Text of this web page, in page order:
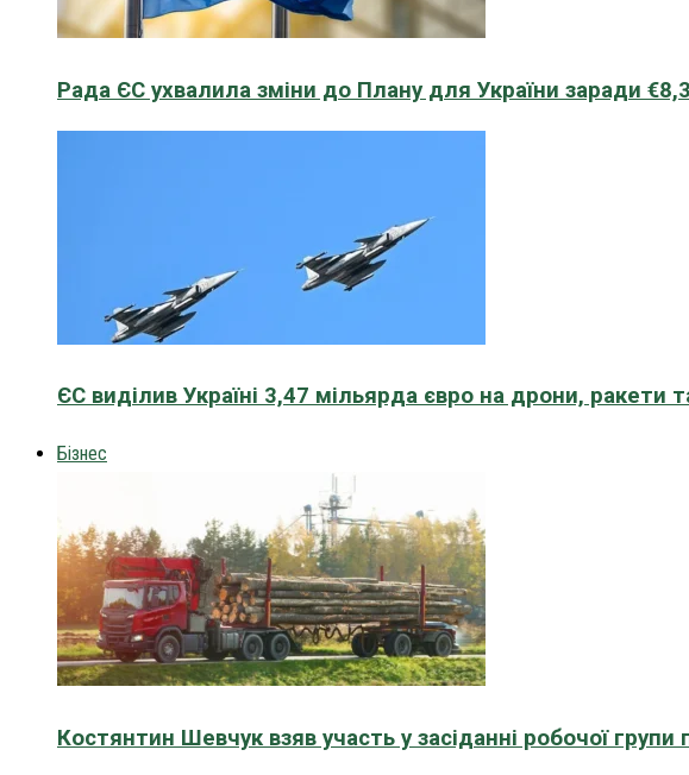
Рада ЄС ухвалила зміни до Плану для України заради
ЄС виділив Україні 3,47 мільярда євро на дрони, ракети
Бізнес
Костянтин Шевчук взяв участь у засіданні робочої